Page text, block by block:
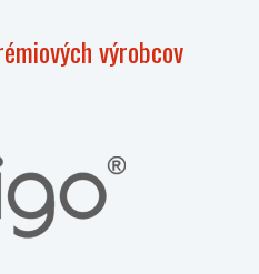
výrobcov